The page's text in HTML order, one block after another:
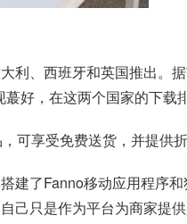
利、西班牙和英国推出。
好，在这两个国家的下载
享受免费送货，并提供
了Fanno移动应用程序
只是作为平台为商家提